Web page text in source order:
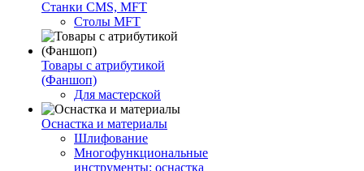
Станки CMS, MFT
Столы MFT
Товары с атрибутикой
(Фаншоп)
Для мастерской
Оснастка и материалы
Шлифование
Многофункциональные
инструменты: оснастка